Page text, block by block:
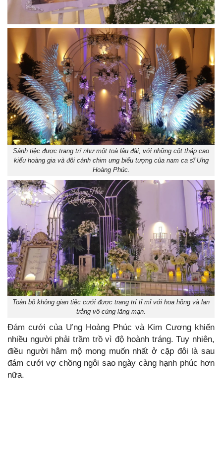
Sảnh tiệc được trang trí như một toà lâu đài, với những cột tháp cao
kiểu hoàng gia và đôi cánh chim ưng biểu tượng của nam ca sĩ Ưng
Hoàng Phúc.
Toàn bộ không gian tiệc cưới được trang trí tỉ mỉ với hoa hồng và lan
trắng vô cùng lãng mạn.
Đám cưới của Ưng Hoàng Phúc và Kim Cương khiến
nhiều người phải trầm trồ vì độ hoành tráng. Tuy nhiên,
điều người hâm mộ mong muốn nhất ở cặp đôi là sau
đám cưới vợ chồng ngôi sao ngày càng hạnh phúc hơn
nữa.